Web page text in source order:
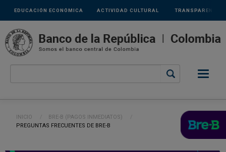
Pasar al contenido principal
Links
secundarios
ACTIVIDAD CULTURAL
EDUCACIÓN ECONÓMICA TRANSPARENCIA
Ruta de navegación
INICIO
BRE-B (PAGOS INMEDIATOS)
CURRENT:
PREGUNTAS FRECUENTES DE BRE-B